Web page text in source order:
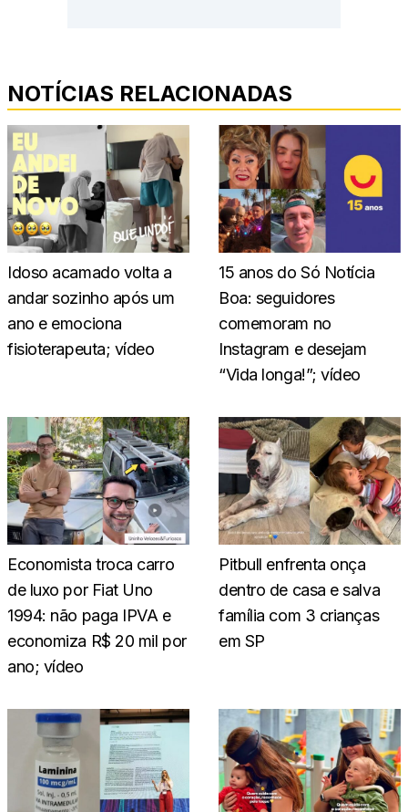
NOTÍCIAS RELACIONADAS
Idoso acamado volta a
andar sozinho após um
ano e emociona
fisioterapeuta; vídeo
15 anos do Só Notícia
Boa: seguidores
comemoram no
Instagram e desejam
“Vida longa!”; vídeo
Economista troca carro
de luxo por Fiat Uno
1994: não paga IPVA e
economiza R$ 20 mil por
ano; vídeo
Pitbull enfrenta onça
dentro de casa e salva
família com 3 crianças
em SP